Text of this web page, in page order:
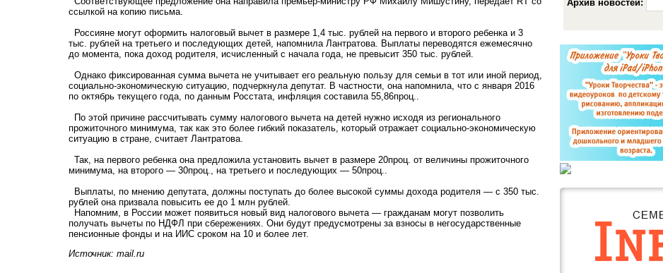
ссылкой на копию письма.
Россияне могут оформить налоговый вычет в размере 1,4 тыс. рублей на первого и второго ребенка и 3
тыс. рублей на третьего и последующих детей, напомнила Лантратова. Выплаты переводятся ежемесячно
до момента, пока доход родителя, исчисленный с начала года, не превысит 350 тыс. рублей.
Однако фиксированная сумма вычета не учитывает его реальную пользу для семьи в тот или иной период,
социально-экономическую ситуацию, подчеркнула депутат. В частности, она напомнила, что с января 2016
по октябрь текущего года, по данным Росстата, инфляция составила 55,86проц..
По этой причине рассчитывать сумму налогового вычета на детей нужно исходя из регионального
прожиточного минимума, так как это более гибкий показатель, который отражает социально-экономическую
ситуацию в стране, считает Лантратова.
Так, на первого ребенка она предложила установить вычет в размере 20проц. от величины прожиточного
минимума, на второго — 30проц., на третьего и последующих — 50проц..
Выплаты, по мнению депутата, должны поступать до более высокой суммы дохода родителя — с 350 тыс.
рублей она призвала повысить ее до 1 млн рублей.
Напомним, в России может появиться новый вид налогового вычета — гражданам могут позволить
получать вычеты по НДФЛ при сбережениях. Они будут предусмотрены за взносы в негосударственные
пенсионные фонды и на ИИС сроком на 10 и более лет.
Источник: mail.ru
Архив новостей: